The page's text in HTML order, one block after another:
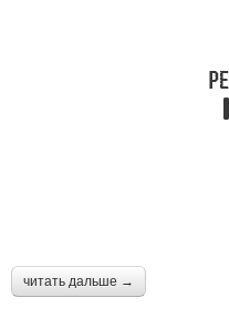
читать дальше →